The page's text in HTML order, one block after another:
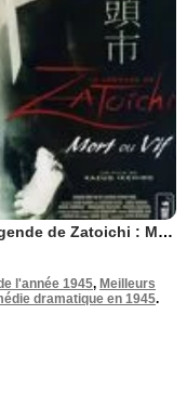
La Légende de Zatoichi : Mort ou vif
l'année 1945, Meilleurs
dramatique en 1945.